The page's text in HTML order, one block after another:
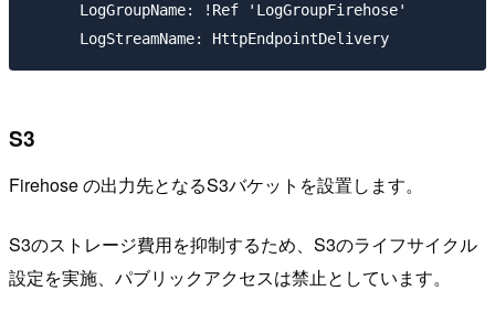
      LogGroupName: !Ref 'LogGroupFirehose'
S3
Firehose の出力先となるS3バケットを設置します。
S3のストレージ費用を抑制するため、S3のライフサイクル
設定を実施、パブリックアクセスは禁止としています。